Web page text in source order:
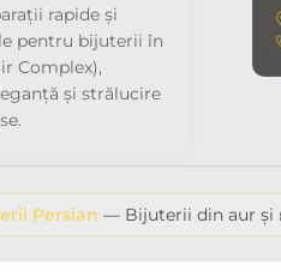
rapide și
pentru bijuterii în
Complex),
și strălucire
Persian — Bijuterii din aur și